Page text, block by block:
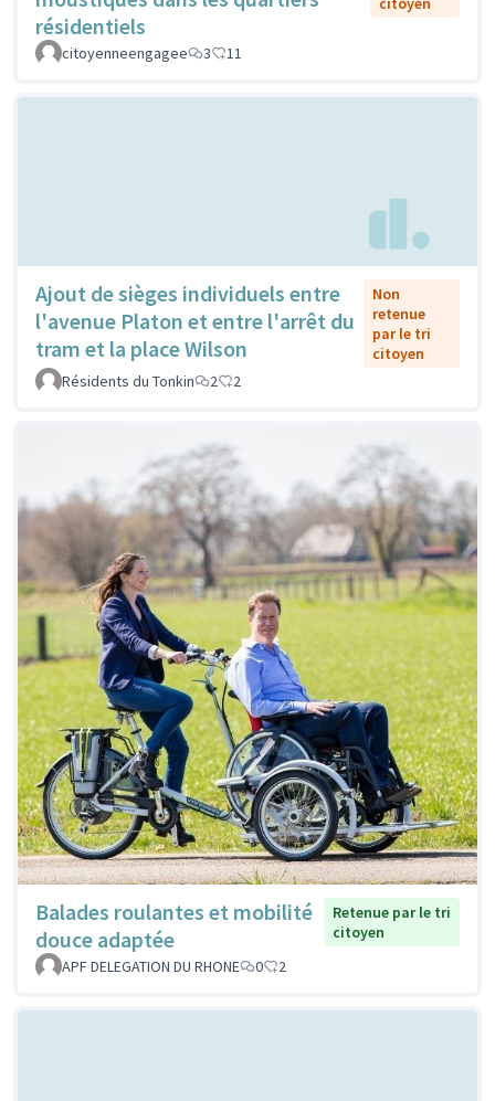
résidentiels
citoyenneengagee 3 11
Ajout de sièges individuels entre
l'avenue Platon et entre l'arrêt du
tram et la place Wilson
Non
retenue
par le tri
citoyen
Résidents du Tonkin
2 2
Balades roulantes et mobilité
douce adaptée
Retenue par le tri
citoyen
APF DELEGATION DU RHONE
0 2